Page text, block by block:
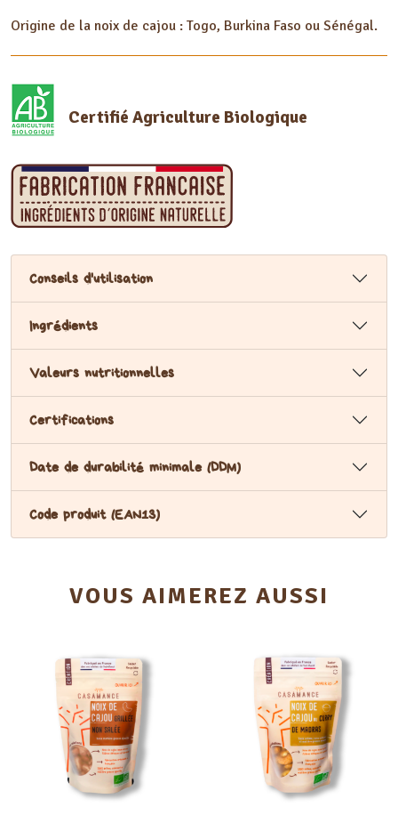
Origine de la noix de cajou : Togo, Burkina Faso ou Sénégal.
Certifié Agriculture Biologique
Conseils d'utilisation
Ingrédients
Valeurs nutritionnelles
Certifications
Date de durabilité minimale (DDM)
Code produit (EAN13)
VOUS AIMEREZ AUSSI